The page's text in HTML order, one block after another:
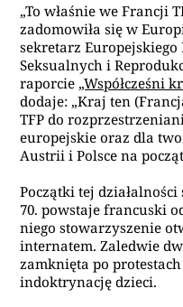
„To właśnie we Francji
zadomowiła się w
sekretarz
Seksualnych i
raporcie „Współcześni
dodaje: „Kraj ten
TFP do
europejskie oraz dla
Austrii i Polsce na
Początki tej
70. powstaje francuski
niego stowarzyszenie
internatem. Zaledwie
zamknięta po
indoktrynację dzieci.